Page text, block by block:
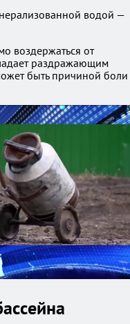
водой —
воздержаться от
раздражающим
быть причиной боли